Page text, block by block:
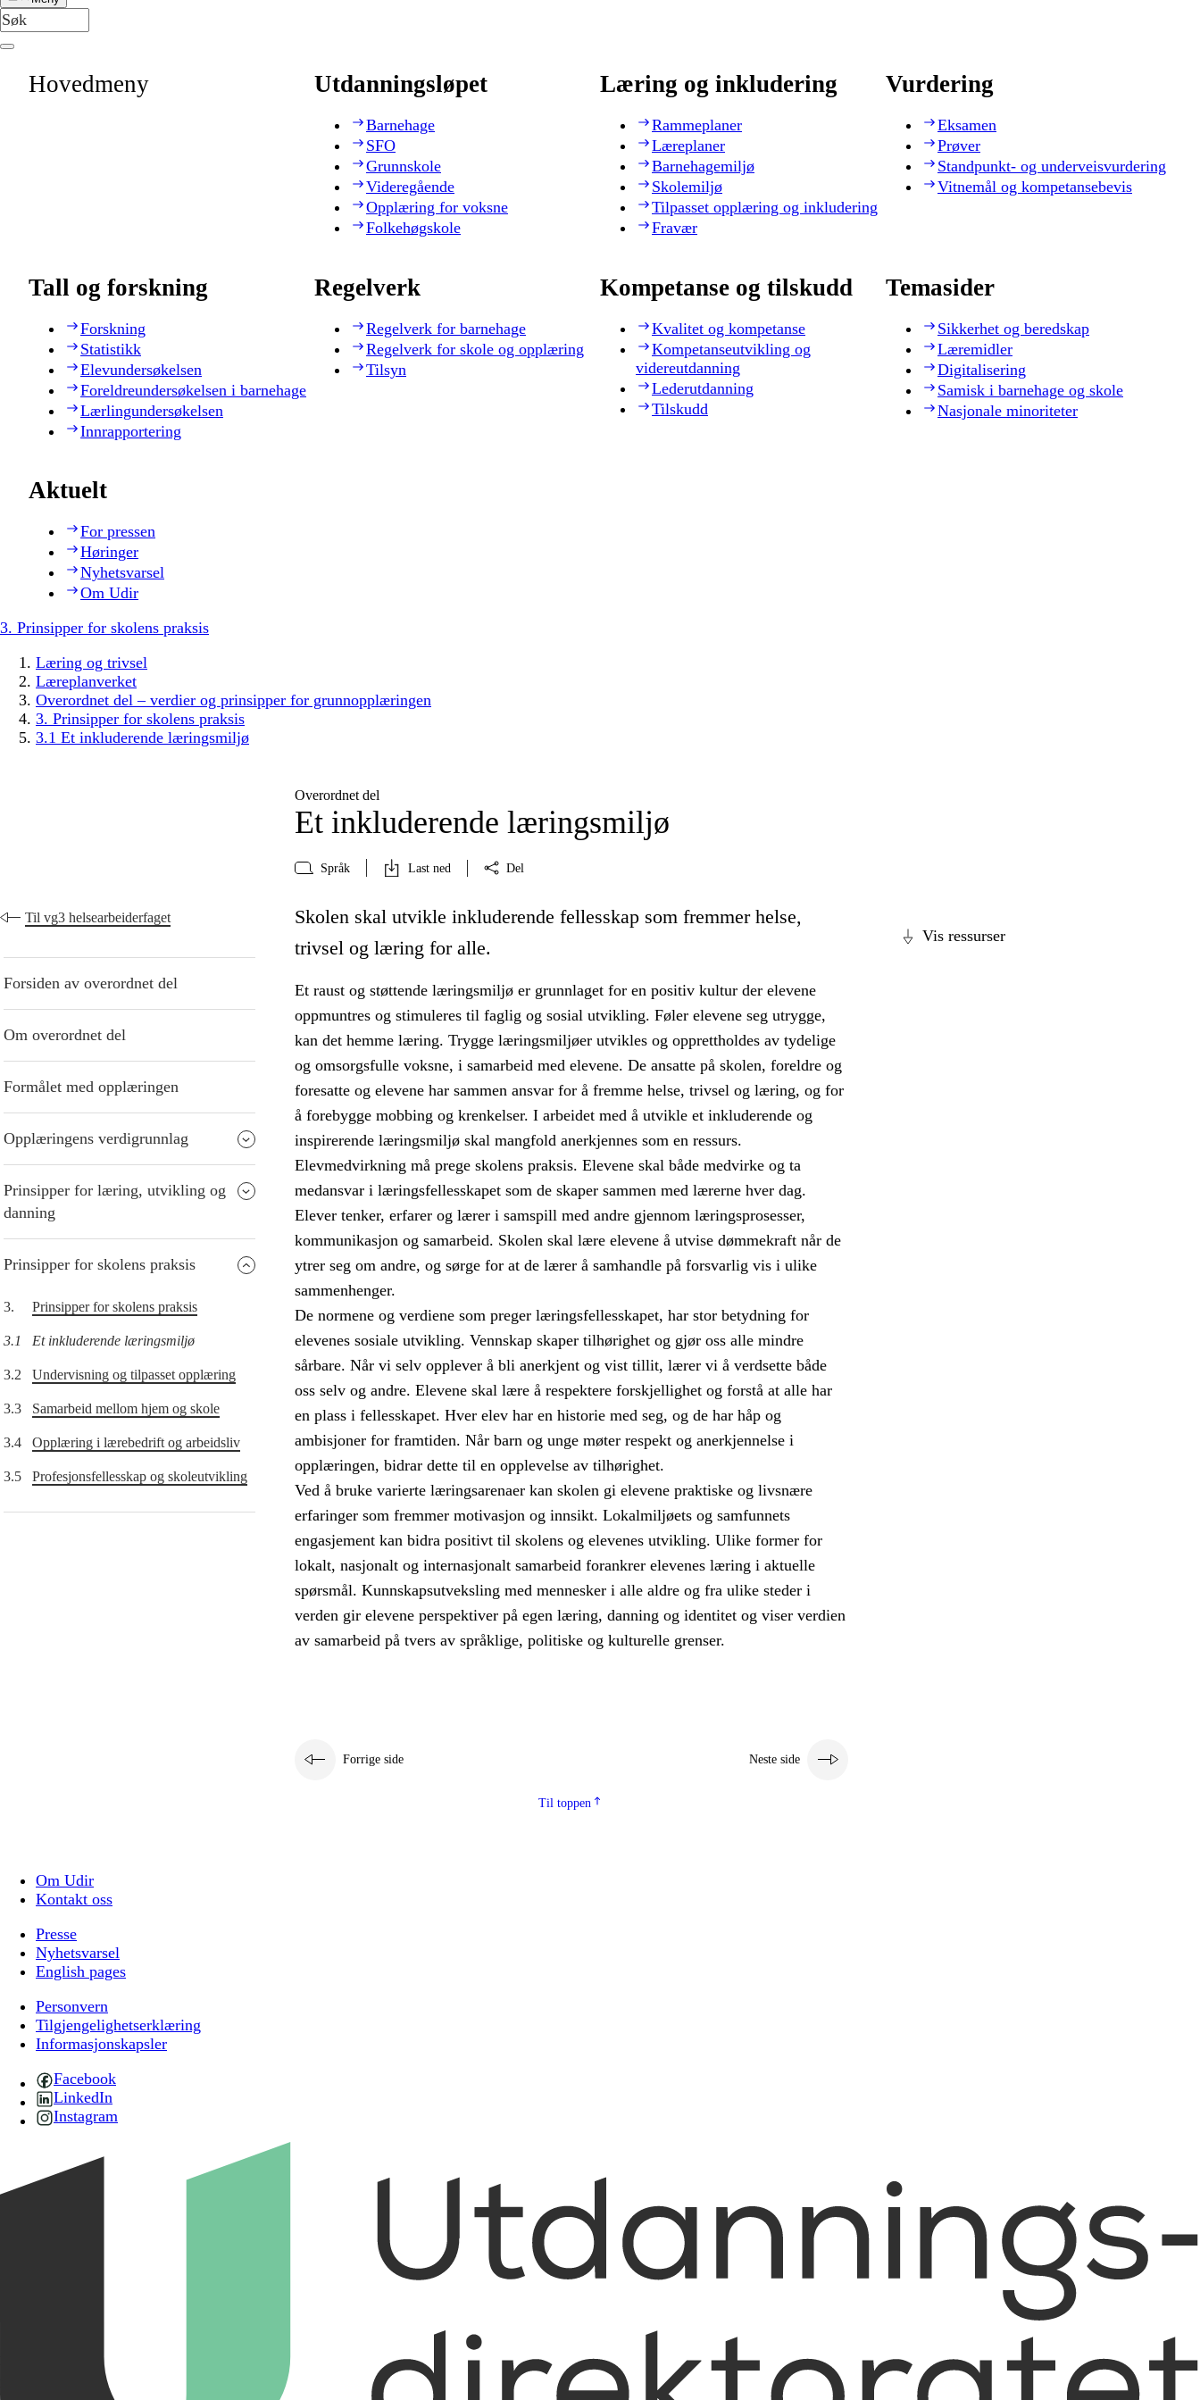
Hovedmeny Utdanningsløpet
Barnehage
SFO
Grunnskole
Videregående
Opplæring for voksne
Folkehøgskole
Læring og inkludering
Rammeplaner
Læreplaner
Barnehagemiljø
Skolemiljø
Tilpasset opplæring og inkludering
Fravær
Vurdering
Eksamen
Prøver
Standpunkt- og underveisvurdering
Vitnemål og kompetansebevis
Tall og forskning
Forskning
Statistikk
Elevundersøkelsen
Foreldreundersøkelsen i barnehage
Lærlingundersøkelsen
Innrapportering
Regelverk
Regelverk for barnehage
Regelverk for skole og opplæring
Tilsyn
Kompetanse og tilskudd
Kvalitet og kompetanse
Kompetanseutvikling og
videreutdanning
Lederutdanning
Tilskudd
Temasider
Sikkerhet og beredskap
Læremidler
Digitalisering
Samisk i barnehage og skole
Nasjonale minoriteter
Aktuelt
For pressen
Høringer
Nyhetsvarsel
Om Udir
3. Prinsipper for skolens praksis
Læring og trivsel
Læreplanverket
Overordnet del – verdier og prinsipper for grunnopplæringen
3. Prinsipper for skolens praksis
3.1 Et inkluderende læringsmiljø
Overordnet del
Et inkluderende læringsmiljø
Språk Last ned Del
Til vg3 helsearbeiderfaget
Forsiden av overordnet del
Om overordnet del
Formålet med opplæringen
Opplæringens verdigrunnlag
Prinsipper for læring, utvikling og
danning
Prinsipper for skolens praksis
3. Prinsipper for skolens praksis
3.1 Et inkluderende læringsmiljø
3.2 Undervisning og tilpasset opplæring
3.3 Samarbeid mellom hjem og skole
3.4 Opplæring i lærebedrift og arbeidsliv
3.5 Profesjonsfellesskap og skoleutvikling
Vis ressurser
Skolen skal utvikle inkluderende fellesskap som fremmer helse,
trivsel og læring for alle.
Et raust og støttende læringsmiljø er grunnlaget for en positiv kultur der elevene
oppmuntres og stimuleres til faglig og sosial utvikling. Føler elevene seg utrygge,
kan det hemme læring. Trygge læringsmiljøer utvikles og opprettholdes av tydelige
og omsorgsfulle voksne, i samarbeid med elevene. De ansatte på skolen, foreldre og
foresatte og elevene har sammen ansvar for å fremme helse, trivsel og læring, og for
å forebygge mobbing og krenkelser. I arbeidet med å utvikle et inkluderende og
inspirerende læringsmiljø skal mangfold anerkjennes som en ressurs.
Elevmedvirkning må prege skolens praksis. Elevene skal både medvirke og ta
medansvar i læringsfellesskapet som de skaper sammen med lærerne hver dag.
Elever tenker, erfarer og lærer i samspill med andre gjennom læringsprosesser,
kommunikasjon og samarbeid. Skolen skal lære elevene å utvise dømmekraft når de
ytrer seg om andre, og sørge for at de lærer å samhandle på forsvarlig vis i ulike
sammenhenger.
De normene og verdiene som preger læringsfellesskapet, har stor betydning for
elevenes sosiale utvikling. Vennskap skaper tilhørighet og gjør oss alle mindre
sårbare. Når vi selv opplever å bli anerkjent og vist tillit, lærer vi å verdsette både
oss selv og andre. Elevene skal lære å respektere forskjellighet og forstå at alle har
en plass i fellesskapet. Hver elev har en historie med seg, og de har håp og
ambisjoner for framtiden. Når barn og unge møter respekt og anerkjennelse i
opplæringen, bidrar dette til en opplevelse av tilhørighet.
Ved å bruke varierte læringsarenaer kan skolen gi elevene praktiske og livsnære
erfaringer som fremmer motivasjon og innsikt. Lokalmiljøets og samfunnets
engasjement kan bidra positivt til skolens og elevenes utvikling. Ulike former for
lokalt, nasjonalt og internasjonalt samarbeid forankrer elevenes læring i aktuelle
spørsmål. Kunnskapsutveksling med mennesker i alle aldre og fra ulike steder i
verden gir elevene perspektiver på egen læring, danning og identitet og viser verdien
av samarbeid på tvers av språklige, politiske og kulturelle grenser.
Forrige side Neste side
Til toppen
Om Udir
Kontakt oss
Presse
Nyhetsvarsel
English pages
Personvern
Tilgjengelighetserklæring
Informasjonskapsler
Facebook
LinkedIn
Instagram